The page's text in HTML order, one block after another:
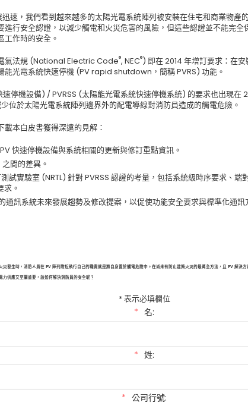
速，我們看到越來越多的太陽光電系統陣列被安裝在住宅和商業物產
進行安全認證，以減少觸電和火災危害的風險，但這些認證並不能完全
工作時的安全。
氣法規 (National Electric Code®, NEC®) 即在 2014 年增訂要求：在
能光電系統快速停機 (PV rapid shutdown，簡稱 PVRS) 功能。
速停機設備) / PVRSS (太陽能光電系統快速停機系統) 的要求也出現在
位於太陽光電系統陣列邊界外的配電導線對消防員造成的觸電危險。
本白皮書獲得深遠的見解：
快速停機設備與系統相關的更新與修訂重點資訊。
之間的差異。
試實驗室 (NRTL) 針對 PVRSS 認證的考量，包括系統級時序要求、端
求。
通訊系統未來發展趨勢及修改提案，以促使功能安全要求與標準化通
災發生時，消防人員在 PV 陣列附近執行自己的職責就是將自身置於觸電危險中。在尚未有防止建築火災的最萬全方法，且 PV 解決
力供應又至關重要，該如何解決消防員的安全呢？
* 表示必填欄位
* 名:
* 姓:
* 公司行號: